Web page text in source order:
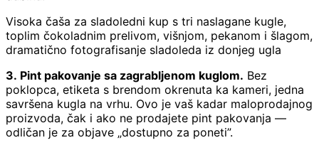
Visoka čaša za sladoledni kup s tri naslagane kugle,
toplim čokoladnim prelivom, višnjom, pekanom i šlagom,
dramatično fotografisanje sladoleda iz donjeg ugla
3. Pint pakovanje sa zagrabljenom kuglom. Bez
poklopca, etiketa s brendom okrenuta ka kameri, jedna
savršena kugla na vrhu. Ovo je vaš kadar maloprodajnog
proizvoda, čak i ako ne prodajete pint pakovanja —
odličan je za objave „dostupno za poneti”.